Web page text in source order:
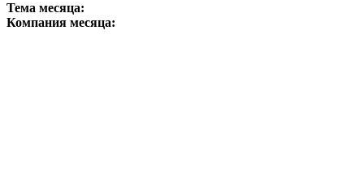
Тема месяца:
Компания месяца: